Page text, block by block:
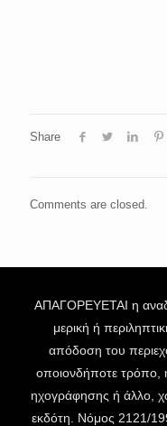
Share
Comments are closed.
ΑΠΑΓΟΡΕΥΕΤΑΙ η
μερική ή
απόδοση του
οποιονδήποτε τρόπο,
ηχογράφησης ή άλλο,
εκδότη. Νόμος 2121/